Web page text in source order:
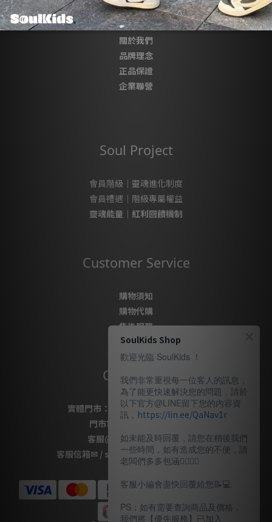
About SoulKids
關於我們
品牌理念
正品保證
企業聯營
Soul Project
會員階級｜靈魂進化制度
會員禮遇｜階級專屬權益
靈魂能量｜紅利回饋機制
Customer Service
購物須知
購物代購
售後服務
隱私政策
Contact Us
實體門市：
桃園市桃園區復興路69號
門市電話
03-337-1777
客服@LINE：＠soulkids
客服信箱✉ / shopsoulkids@gmail.com
SoulKids Shop
歡迎光臨 SoulKids ！
我們非常重視每一位客人的訊息，
為了能更快速解決您的問題，請於
以下官方@LINE留下您的內容資
訊， https://lin.ee/QaNav1r
如未能及時回覆，請您在稍後我們
一些時間，如有造成您的不便，請
老闆們多多包涵🙇🏽‍🙇‍♀️
客服小編會盡快回覆給您📝💻️
PS：如有需要查詢商品及價格，
我們將【優先服務】已加入